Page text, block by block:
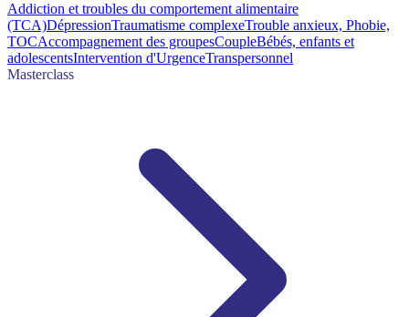
Addiction et troubles du comportement alimentaire
(TCA)DépressionTraumatisme complexeTrouble anxieux, Phobie,
TOCAccompagnement des groupesCoupleBébés, enfants et
adolescentsIntervention d'UrgenceTranspersonnel
Masterclass